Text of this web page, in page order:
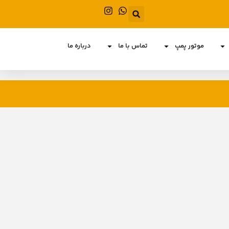
موتور پمپ تماس با ما درباره ما